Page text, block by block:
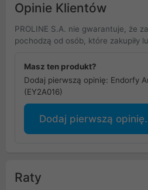
Opinie Klientów
PROLINE S.A. nie gwarantuje, że
pochodzą od osób, które zakupiły
Masz ten produkt?
Dodaj pierwszą opinię: Endorfy
(EY2A016)
Dodaj pierwszą
Raty